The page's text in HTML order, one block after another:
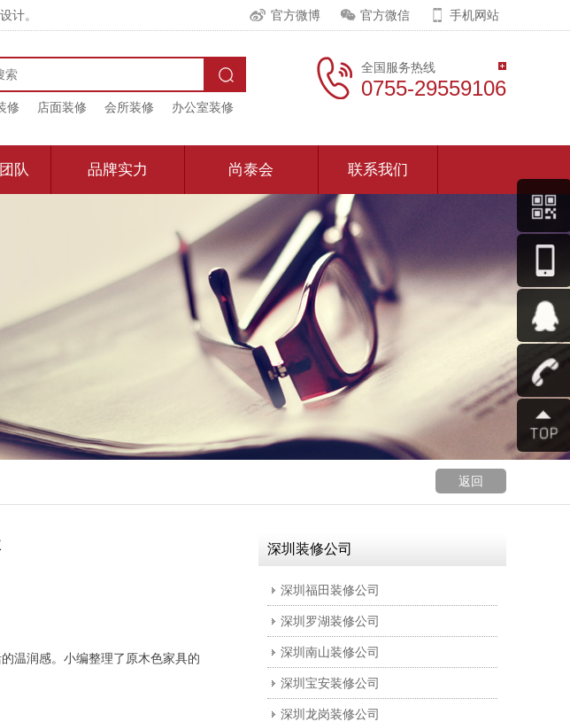
计。 官方微博 官方微信 手机网站
修 店面装修 会所装修 办公室装修
全国服务热线
0755-29559106
队 品牌实力 尚泰会 联系我们
返回
温润感。小编整理了原木色家具的
深圳装修公司
深圳福田装修公司
深圳罗湖装修公司
深圳南山装修公司
深圳宝安装修公司
深圳龙岗装修公司